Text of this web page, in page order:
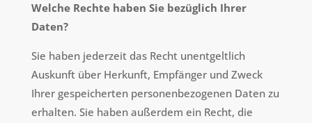
Welche Rechte haben Sie bezüglich Ihrer
Daten?
Sie haben jederzeit das Recht unentgeltlich
Auskunft über Herkunft, Empfänger und Zweck
Ihrer gespeicherten personenbezogenen Daten zu
erhalten. Sie haben außerdem ein Recht, die